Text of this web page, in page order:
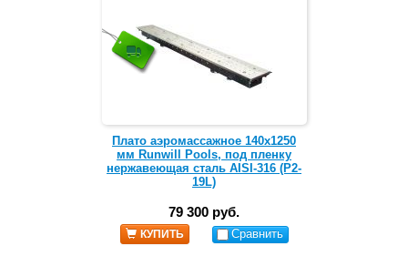
Плато аэромассажное 140х1250
мм Runwill Pools, под пленку
нержавеющая сталь AISI-316 (Р2-
19L)
79 300 руб.
КУПИТЬ Сравнить